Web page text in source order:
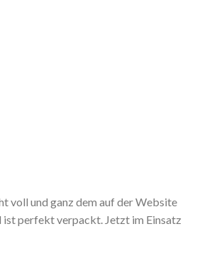
voll und ganz dem auf der Website
perfekt verpackt. Jetzt im Einsatz